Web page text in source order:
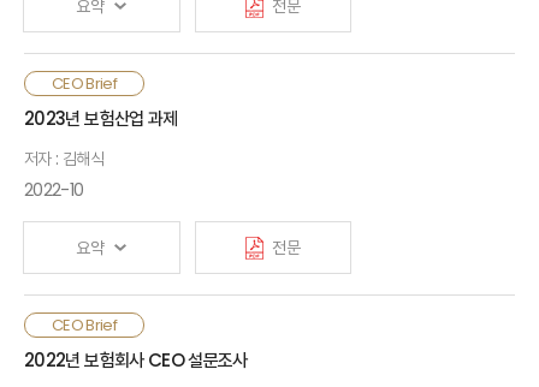
부각되고 있음. 이와 관련하여 보험산업은 플랫폼 사업자와
데이터센터 등의 위험관리 컨설팅 및 전용 상품 개발에 주목할
필요가 있음
요약 전문
원/달러 환율은 금년 9월 22일 1,400원을 넘어서는 등 가파른
상승세를 보임에 따라 외환 당국은 과도한 쏠림 가능성을 우려함.
가능성은 서브 프라임 모기지 사태 이후 가장 높은 것으로 나타남.
또한 환율이 장기흐름 수준으로 돌아오는 회복력도 크게 약화된
것으로 보임. 환율의 쏠림 가능성이 높다는 것은 향후 원/달러
환율이 빠르게 하락할 수 있다는 점을 시사하기 때문에 이에 대한
위험 관리가 필요해 보임
CEO Brief
2023년 보험산업 과제
저자 : 김해식
2022-10
요약 전문
2023년 보험산업은 경기 불확실성, 제도 불확실성, 수요
불확실성에 직면할 것으로 보임. 단기적으로는 고물가, 고금리,
CEO Brief
2022년 보험회사 CEO 설문조사